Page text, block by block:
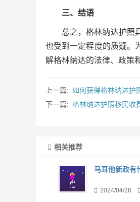
三、结语
总之，格林纳达护照
也受到一定程度的质疑。
解格林纳达的法律、政策
上一篇: 如何获得格林纳达
下一篇: 格林纳达护照移民收
相关推荐
马耳他新政有
2024/04/26